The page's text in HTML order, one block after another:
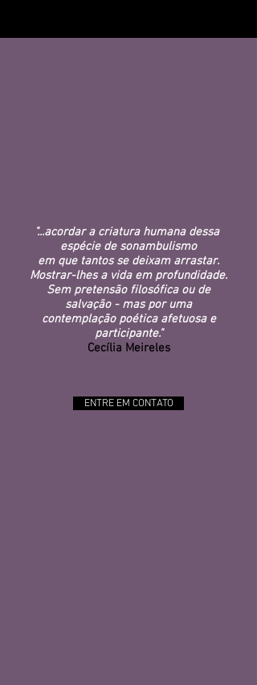
"...acordar a criatura humana dessa
espécie de sonambulismo
em que tantos se deixam arrastar.
Mostrar-lhes a vida em profundidade.
Sem pretensão filosófica ou de
salvação - mas por uma
contemplação poética afetuosa e
participante."
Cecília Meireles
ENTRE EM CONTATO